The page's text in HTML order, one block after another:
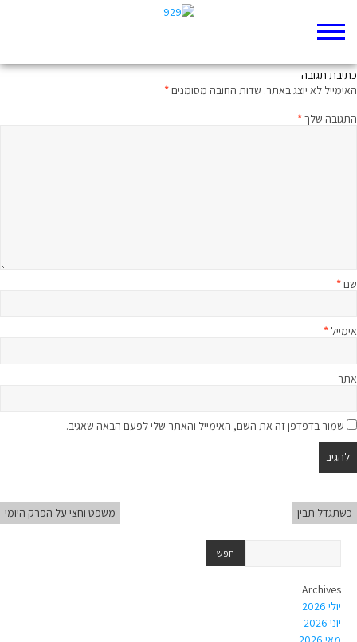
כתיבת תגובה
האימייל לא יוצג באתר. שדות החובה מסומנים*
התגובה שלך*
שם*
אימייל *
אתר
שמור בדפדפן זה את השם, האימייל והאתר שלי לפעם הבאה שאגיב.
כשתגדל תבין משפט וחצי על הפרק היומי
Archives
יולי 2026
יוני 2026